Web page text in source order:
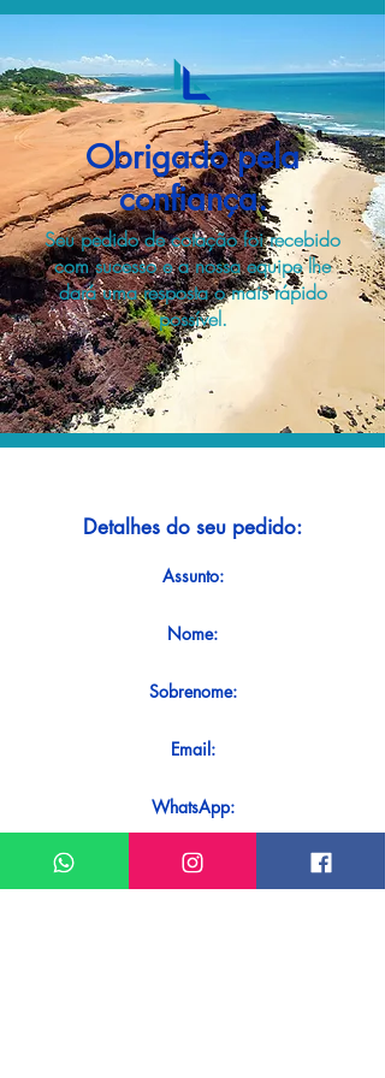
Obrigado pela
confiança.
Seu pedido de cotação foi recebido
com sucesso e a nossa equipe lhe
dará uma resposta o mais rápido
possível.
Detalhes do seu pedido:
Assunto:
Nome:
Sobrenome:
Email:
WhatsApp:
Mensagem: